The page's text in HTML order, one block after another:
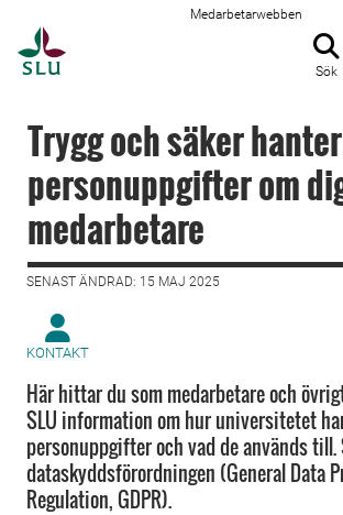
Medarbetarwebben
Sök
Trygg och säker
personuppgifter om
medarbetare
SENAST ÄNDRAD: 15 MAJ 2025
KONTAKT
Här hittar du som medarbetare och
SLU information om hur universitetet
personuppgifter och vad de används till.
dataskyddsförordningen (General Data
Regulation, GDPR).